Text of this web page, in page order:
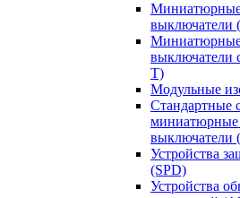
Миниатюрные
выключатели
Миниатюрные
выключатели
T)
Модульные
Стандартные
миниатюрные
выключатели
Устройства
(SPD)
Устройства